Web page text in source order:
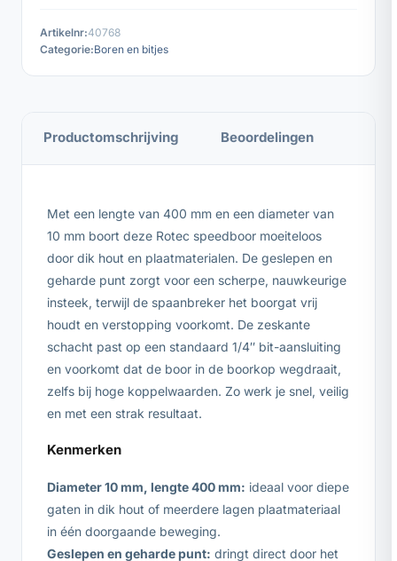
Artikelnr:40768
Categorie:Boren en bitjes
Productomschrijving Beoordelingen
Met een lengte van 400 mm en een diameter van
10 mm boort deze Rotec speedboor moeiteloos
door dik hout en plaatmaterialen. De geslepen en
geharde punt zorgt voor een scherpe, nauwkeurige
insteek, terwijl de spaanbreker het boorgat vrij
houdt en verstopping voorkomt. De zeskante
schacht past op een standaard 1/4″ bit-aansluiting
en voorkomt dat de boor in de boorkop wegdraait,
zelfs bij hoge koppelwaarden. Zo werk je snel, veilig
en met een strak resultaat.
Kenmerken
Diameter 10 mm, lengte 400 mm: ideaal voor diepe
gaten in dik hout of meerdere lagen plaatmateriaal
in één doorgaande beweging.
Geslepen en geharde punt: dringt direct door het